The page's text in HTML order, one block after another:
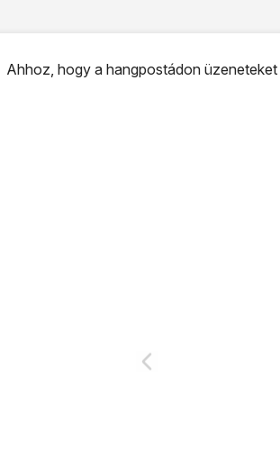
Ahhoz, hogy a hangpostádon